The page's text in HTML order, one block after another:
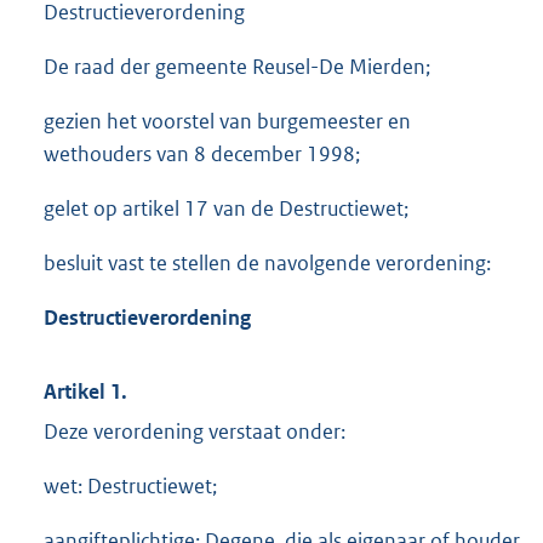
Destructieverordening
De raad der gemeente Reusel-De Mierden;
gezien het voorstel van burgemeester en
wethouders van 8 december 1998;
gelet op artikel 17 van de Destructiewet;
besluit vast te stellen de navolgende verordening:
Destructieverordening
Artikel 1.
Deze verordening verstaat onder:
wet: Destructiewet;